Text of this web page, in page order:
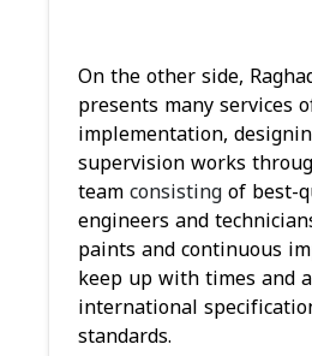
On the other side,
presents many services
implementation,
supervision works
teamconsistingof best-
engineers and
paints and continuous
keep up with times and
international
standards.